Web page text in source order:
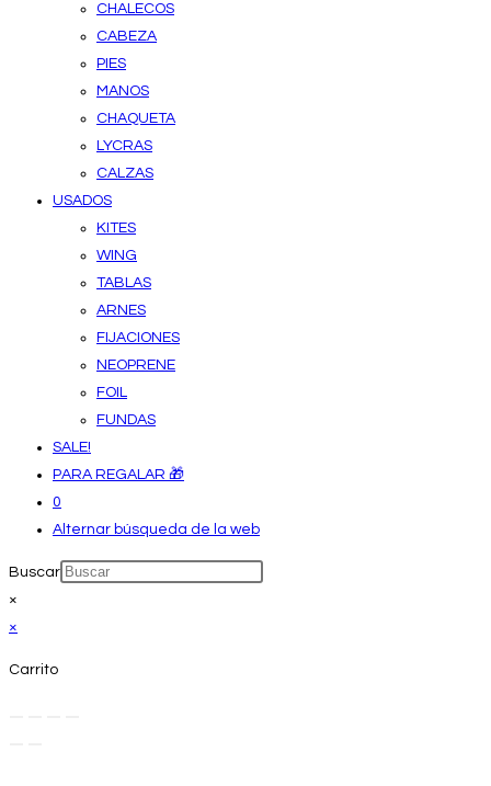
CHALECOS
CABEZA
PIES
MANOS
CHAQUETA
LYCRAS
CALZAS
USADOS
KITES
WING
TABLAS
ARNES
FIJACIONES
NEOPRENE
FOIL
FUNDAS
SALE!
PARA REGALAR 🎁
0
Alternar búsqueda de la web
Buscar
×
×
Carrito